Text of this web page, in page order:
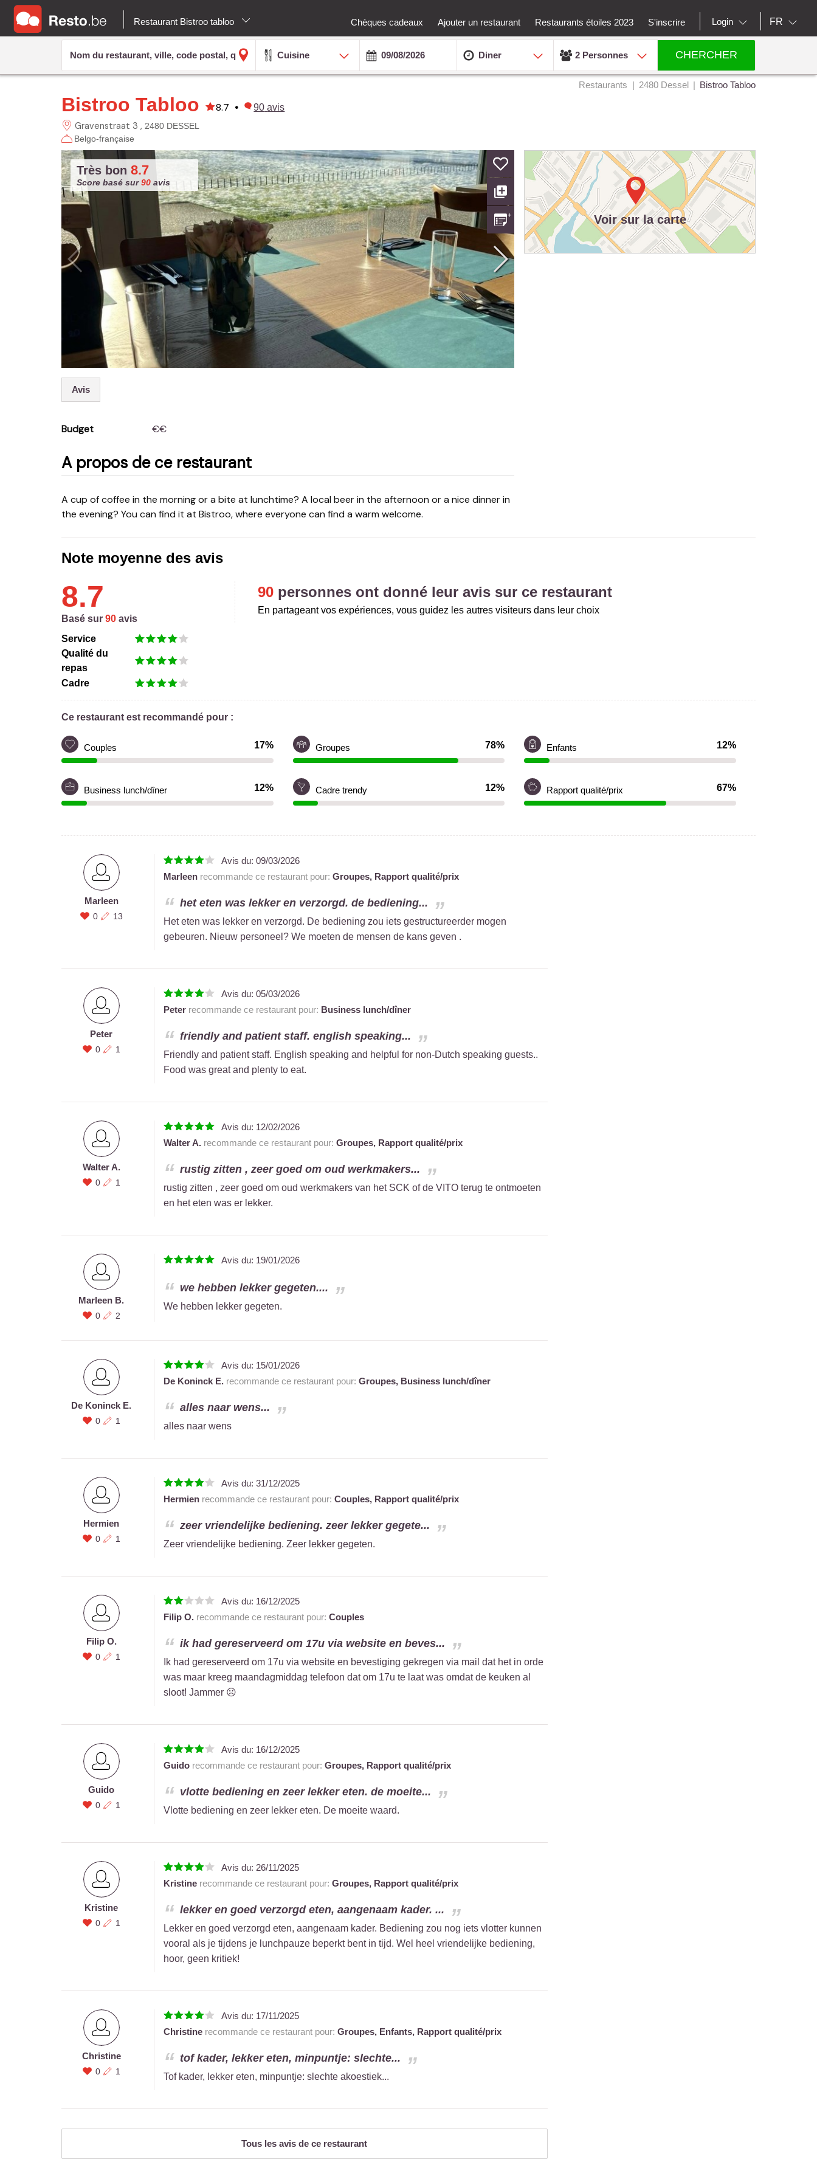
Restaurant Bistroo tabloo Chèques cadeaux Ajouter un restaurant Restaurants étoiles 2023 S'inscrire Login FR
Cuisine Diner 2 Personnes CHERCHER
Restaurants 2480 Dessel Bistroo Tabloo
Bistroo Tabloo 8.7 • 90 avis
Gravenstraat 3
2480 DESSEL
Belgo-française
Très bon 8.7
Score basé sur90 avis
Avis
Budget €€
A propos de ce restaurant
A cup of coffee in the morning or a bite at lunchtime? A local beer in the afternoon or a nice dinner in
the evening? You can find it at Bistroo, where everyone can find a warm welcome.
Voir sur la carte
Note moyenne des avis
8.7
Basé sur 90 avis
Service
Qualité du
repas
Cadre
90 personnes ont donné leur avis sur ce restaurant
En partageant vos expériences, vous guidez les autres visiteurs dans leur choix
Ce restaurant est recommandé pour :
Couples 17% Groupes 78% Enfants 12%
Business lunch/dîner 12% Cadre trendy 12% Rapport qualité/prix 67%
Marleen
0 13
Avis du: 09/03/2026
Marleenrecommande ce restaurant pour: Groupes, Rapport qualité/prix
het eten was lekker en verzorgd. de bediening...
Het eten was lekker en verzorgd. De bediening zou iets gestructureerder mogen
gebeuren. Nieuw personeel? We moeten de mensen de kans geven .
Peter
0 1
Avis du: 05/03/2026
Peterrecommande ce restaurant pour: Business lunch/dîner
friendly and patient staff. english speaking...
Friendly and patient staff. English speaking and helpful for non-Dutch speaking guests..
Food was great and plenty to eat.
Walter A.
0 1
Avis du: 12/02/2026
Walter A.recommande ce restaurant pour: Groupes, Rapport qualité/prix
rustig zitten , zeer goed om oud werkmakers...
rustig zitten , zeer goed om oud werkmakers van het SCK of de VITO terug te ontmoeten
en het eten was er lekker.
Marleen B.
0 2
Avis du: 19/01/2026
we hebben lekker gegeten....
We hebben lekker gegeten.
De Koninck E.
0 1
Avis du: 15/01/2026
De Koninck E.recommande ce restaurant pour: Groupes, Business lunch/dîner
alles naar wens...
alles naar wens
Hermien
0 1
Avis du: 31/12/2025
Hermienrecommande ce restaurant pour: Couples, Rapport qualité/prix
zeer vriendelijke bediening. zeer lekker gegete...
Zeer vriendelijke bediening. Zeer lekker gegeten.
Filip O.
0 1
Avis du: 16/12/2025
Filip O.recommande ce restaurant pour: Couples
ik had gereserveerd om 17u via website en beves...
Ik had gereserveerd om 17u via website en bevestiging gekregen via mail dat het in orde
was maar kreeg maandagmiddag telefoon dat om 17u te laat was omdat de keuken al
sloot! Jammer ☹️
Guido
0 1
Avis du: 16/12/2025
Guidorecommande ce restaurant pour: Groupes, Rapport qualité/prix
vlotte bediening en zeer lekker eten. de moeite...
Vlotte bediening en zeer lekker eten. De moeite waard.
Kristine
0 1
Avis du: 26/11/2025
Kristinerecommande ce restaurant pour: Groupes, Rapport qualité/prix
lekker en goed verzorgd eten, aangenaam kader. ...
Lekker en goed verzorgd eten, aangenaam kader. Bediening zou nog iets vlotter kunnen
vooral als je tijdens je lunchpauze beperkt bent in tijd. Wel heel vriendelijke bediening,
hoor, geen kritiek!
Christine
0 1
Avis du: 17/11/2025
Christinerecommande ce restaurant pour: Groupes, Enfants, Rapport qualité/prix
tof kader, lekker eten, minpuntje: slechte...
Tof kader, lekker eten, minpuntje: slechte akoestiek...
Tous les avis de ce restaurant